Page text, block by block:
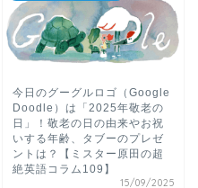
今日のグーグルロゴ（Google
Doodle）は「2025年敬老の
日」！敬老の日の由来やお祝
いする年齢、タブーのプレゼ
ントは？【ミスター原田の超
絶英語コラム109】
15/09/2025